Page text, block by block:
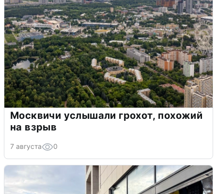
Москвичи услышали грохот, похожий
на взрыв
7 августа 0